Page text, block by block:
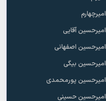
امیرچهارم
امیرحسین آقایی
امیرحسین اصفهانی
امیرحسین بیگی
امیرحسین پورمحمدی
امیرحسین حسینی